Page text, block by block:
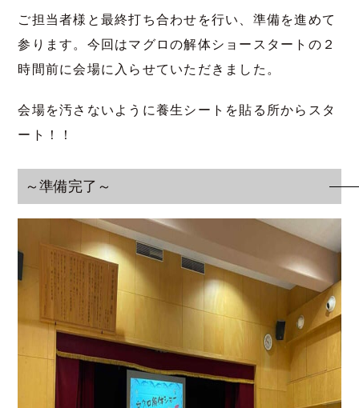
ご担当者様と最終打ち合わせを行い、準備を進めて
参ります。今回はマグロの解体ショースタートの２
時間前に会場に入らせていただきました。
会場を汚さないように養生シートを貼る所からスタ
ート！！
～準備完了～